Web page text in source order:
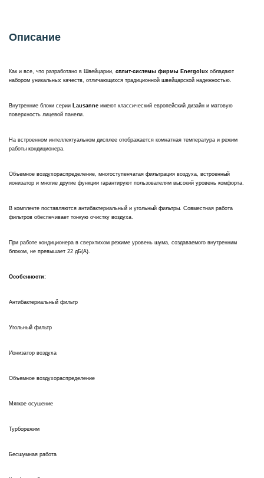
Описание
Как и все, что разработано в Швейцарии, сплит-системы фирмы Energolux обладают
набором уникальных качеств, отличающихся традиционной швейцарской надежностью.
Внутренние блоки серии Lausanne имеют классический европейский дизайн и матовую
поверхность лицевой панели.
На встроенном интеллектуальном дисплее отображается комнатная температура и режим
работы кондиционера.
Объемное воздухораспределение, многоступенчатая фильтрация воздуха, встроенный
ионизатор и многие другие функции гарантируют пользователям высокий уровень комфорта.
В комплекте поставляются антибактериальный и угольный фильтры. Совместная работа
фильтров обеспечивает тонкую очистку воздуха.
При работе кондиционера в сверхтихом режиме уровень шума, создаваемого внутренним
блоком, не превышает 22 дБ(А).
Особенности:
Антибактериальный фильтр
Угольный фильтр
Ионизатор воздуха
Объемное воздухораспределение
Мягкое осушение
Турборежим
Бесшумная работа